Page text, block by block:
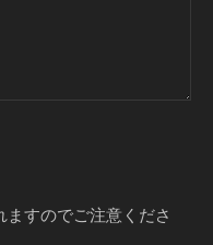
すのでご注意くださ